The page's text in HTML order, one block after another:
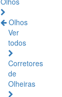
Olhos
Ver
todos
Corretores
de
Olheiras